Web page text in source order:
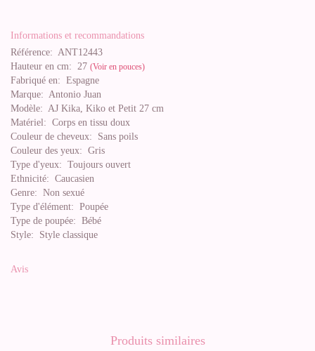
Informations et recommandations
Référence: ANT12443
Hauteur en cm: 27 (Voir en pouces)
Fabriqué en: Espagne
Marque: Antonio Juan
Modèle: AJ Kika, Kiko et Petit 27 cm
Matériel: Corps en tissu doux
Couleur de cheveux: Sans poils
Couleur des yeux: Gris
Type d'yeux: Toujours ouvert
Ethnicité: Caucasien
Genre: Non sexué
Type d'élément: Poupée
Type de poupée: Bébé
Style: Style classique
Avis
Produits similaires